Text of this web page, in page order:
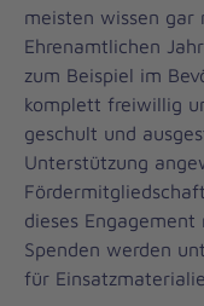
meisten wissen gar
Ehrenamtlichen
zum Beispiel im
komplett freiwillig
geschult und
Unterstützung
dieses
Spenden werden
für